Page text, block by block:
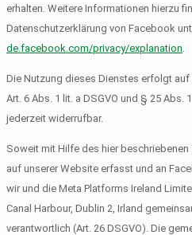
erhalten. Weitere Informationen hierzu
Datenschutzerklärung von Facebook
de.facebook.com/privacy/explanation
Die Nutzung dieses Dienstes erfolgt auf
Art. 6 Abs. 1 lit. a DSGVO und § 25 Abs.
jederzeit widerrufbar.
Soweit mit Hilfe des hier
auf unserer Website erfasst und an
wir und die Meta Platforms Ireland
Canal Harbour, Dublin 2, Irland
verantwortlich (Art. 26 DSGVO). Die